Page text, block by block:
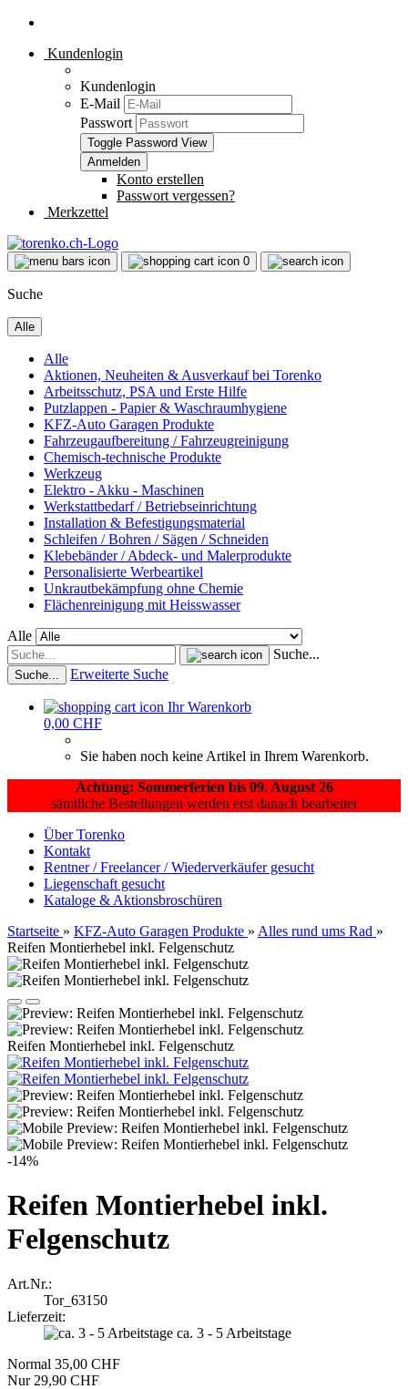
Kundenlogin
Kundenlogin
E-Mail
Passwort
Toggle Password View
Konto erstellen
Passwort vergessen?
Merkzettel
0
Suche
Alle
Alle
Aktionen, Neuheiten & Ausverkauf bei Torenko
Arbeitsschutz, PSA und Erste Hilfe
Putzlappen - Papier & Waschraumhygiene
KFZ-Auto Garagen Produkte
Fahrzeugaufbereitung / Fahrzeugreinigung
Chemisch-technische Produkte
Werkzeug
Elektro - Akku - Maschinen
Werkstattbedarf / Betriebseinrichtung
Installation & Befestigungsmaterial
Schleifen / Bohren / Sägen / Schneiden
Klebebänder / Abdeck- und Malerprodukte
Personalisierte Werbeartikel
Unkrautbekämpfung ohne Chemie
Flächenreinigung mit Heisswasser
Alle
Suche...
Suche... Erweiterte Suche
Ihr Warenkorb
0,00 CHF
Sie haben noch keine Artikel in Ihrem Warenkorb.
Achtung: Sommerferien bis 09. August 26
sämtliche Bestellungen werden erst danach bearbeitet
Über Torenko
Kontakt
Rentner / Freelancer / Wiederverkäufer gesucht
Liegenschaft gesucht
Kataloge & Aktionsbroschüren
Startseite » KFZ-Auto Garagen Produkte » Alles rund ums Rad »
Reifen Montierhebel inkl. Felgenschutz
Reifen Montierhebel inkl. Felgenschutz
-14%
Reifen Montierhebel inkl.
Felgenschutz
Art.Nr.:
Tor_63150
Lieferzeit:
ca. 3 - 5 Arbeitstage
Normal 35,00 CHF
Nur 29,90 CHF